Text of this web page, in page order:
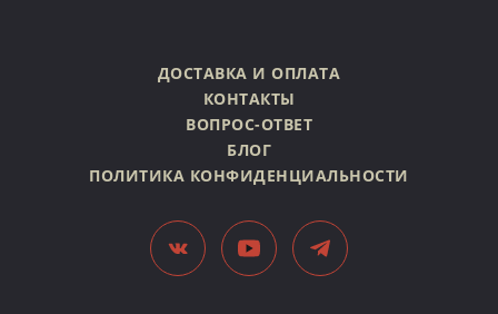
ДОСТАВКА И ОПЛАТА
КОНТАКТЫ
ВОПРОС-ОТВЕТ
БЛОГ
ПОЛИТИКА КОНФИДЕНЦИАЛЬНОСТИ